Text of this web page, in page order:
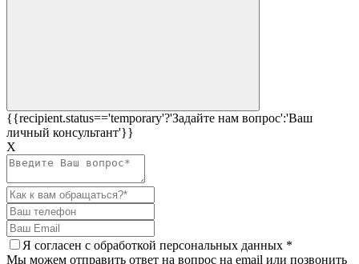
{{recipient.status=='temporary'?'Задайте нам вопрос':'Ваш
личный консультант'}}
Х
Я согласен c обработкой персональных данных *
Мы можем отправить ответ на вопрос на email или позвонить